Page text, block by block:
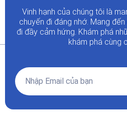
Vinh hạnh của chúng tôi là
chuyến đi đáng nhớ. Mang
đi đầy cảm hứng. Khám phá
khám phá cùng